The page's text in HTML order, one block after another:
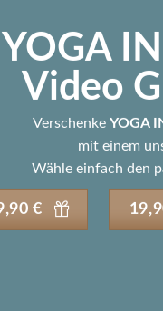
YOGA
Video
Verschenke YOGA
mit einem
Wähle einfach den
€